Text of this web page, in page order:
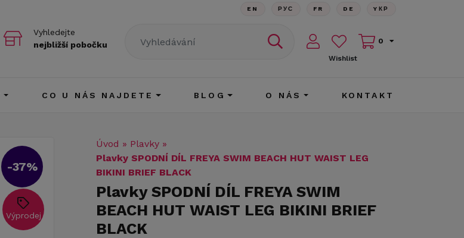
Vyhledejte
nejbližší pobočku
EN РУС FR DE YКР
Wishlist
0
CO U NÁS NAJDETE BLOG O NÁS KONTAKT
-37%
Výprodej
Úvod » Plavky »
Plavky SPODNÍ DÍL FREYA SWIM BEACH HUT WAIST LEG
BIKINI BRIEF BLACK
Plavky SPODNÍ DÍL FREYA SWIM
BEACH HUT WAIST LEG BIKINI BRIEF
BLACK